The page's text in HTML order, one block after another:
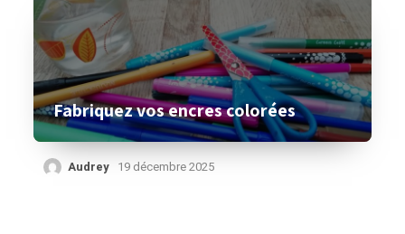
Fabriquez vos encres colorées
Audrey 19 décembre 2025